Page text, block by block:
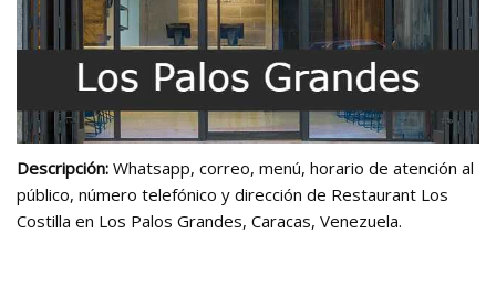
Descripción: Whatsapp, correo, menú, horario de atención al
público, número telefónico y dirección de Restaurant Los
Costilla en Los Palos Grandes, Caracas, Venezuela.